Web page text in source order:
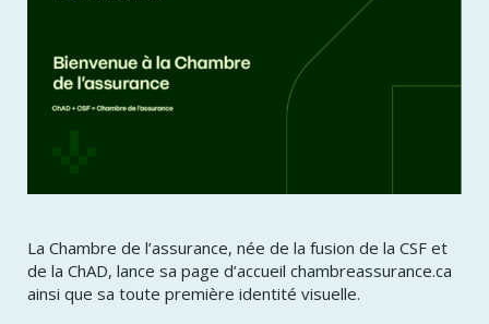
La Chambre de l’assurance, née de la fusion de la CSF et
de la ChAD, lance sa page d’accueil chambreassurance.ca
ainsi que sa toute première identité visuelle.